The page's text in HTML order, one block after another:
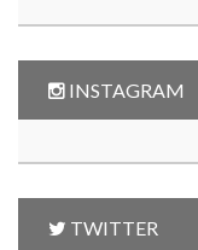
INSTAGRAM
TWITTER